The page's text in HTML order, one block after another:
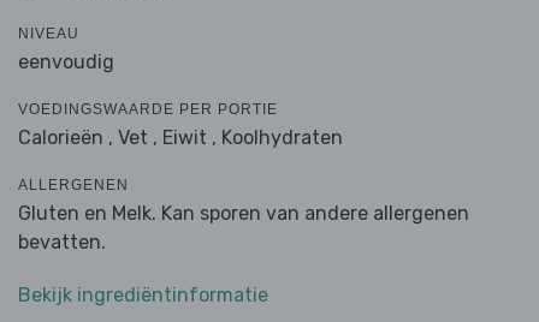
NIVEAU
eenvoudig
VOEDINGSWAARDE PER PORTIE
Calorieën , Vet , Eiwit , Koolhydraten
ALLERGENEN
Gluten en Melk. Kan sporen van andere allergenen
bevatten.
Bekijk ingrediëntinformatie